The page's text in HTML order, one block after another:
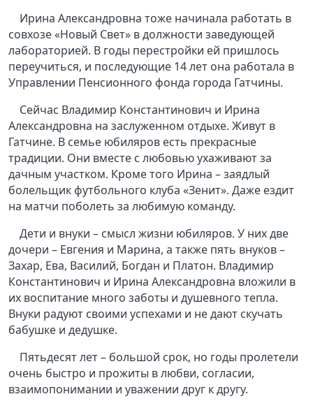
Ирина Александровна тоже начинала работать в
совхозе «Новый Свет» в должности заведующей
лабораторией. В годы перестройки ей пришлось
переучиться, и последующие 14 лет она работала в
Управлении Пенсионного фонда города Гатчины.
Сейчас Владимир Константинович и Ирина
Александровна на заслуженном отдыхе. Живут в
Гатчине. В семье юбиляров есть прекрасные
традиции. Они вместе с любовью ухаживают за
дачным участком. Кроме того Ирина – заядлый
болельщик футбольного клуба «Зенит». Даже ездит
на матчи поболеть за любимую команду.
Дети и внуки – смысл жизни юбиляров. У них две
дочери – Евгения и Марина, а также пять внуков –
Захар, Ева, Василий, Богдан и Платон. Владимир
Константинович и Ирина Александровна вложили в
их воспитание много заботы и душевного тепла.
Внуки радуют своими успехами и не дают скучать
бабушке и дедушке.
Пятьдесят лет – большой срок, но годы пролетели
очень быстро и прожиты в любви, согласии,
взаимопонимании и уважении друг к другу.